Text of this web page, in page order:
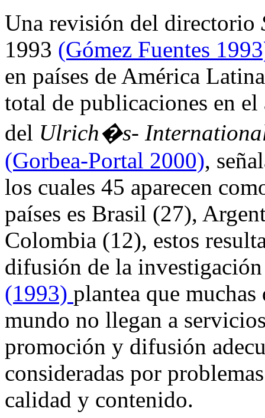
Una revisión del directorio
1993 (Gómez Fuentes
en países de América
total de publicaciones en
del Ulrich�s-
(Gorbea-Portal 2000),
los cuales 45 aparecen
países es Brasil (27),
Colombia (12), estos
difusión de la
(1993) plantea que
mundo no llegan a
promoción y difusión
consideradas por
calidad y contenido.